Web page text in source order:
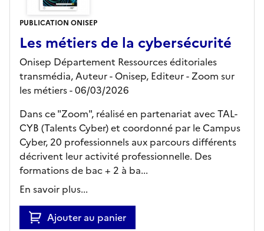
PUBLICATION ONISEP
Les métiers de la cybersécurité
Onisep Département Ressources éditoriales
transmédia, Auteur - Onisep, Editeur- Zoom sur
les métiers- 06/03/2026
Dans ce "Zoom", réalisé en partenariat avec TAL-
CYB (Talents Cyber) et coordonné par le Campus
Cyber, 20 professionnels aux parcours différents
décrivent leur activité professionnelle. Des
formations de bac + 2 à ba...
En savoir plus...
Ajouter au panier